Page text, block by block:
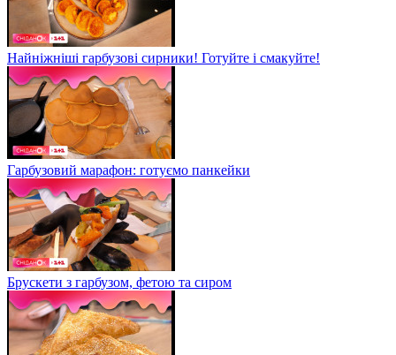
Найніжніші гарбузові сирники! Готуйте і смакуйте!
Гарбузовий марафон: готуємо панкейки
Брускети з гарбузом, фетою та сиром